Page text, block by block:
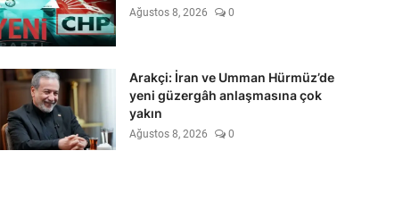
Ağustos 8, 2026 0
Arakçi: İran ve Umman Hürmüz’de
yeni güzergâh anlaşmasına çok
yakın
Ağustos 8, 2026 0